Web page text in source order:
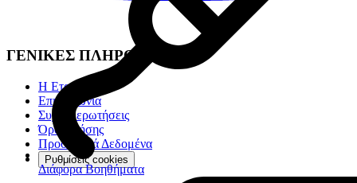
Διάφορα Βοηθήματα
ΓΕΝΙΚΕΣ ΠΛΗΡΟΦΟΡΙΕΣ
Η Εταιρία
Επικοινωνία
Συχνές ερωτήσεις
Όροι χρήσης
Προσωπικά Δεδομένα
Ρυθμίσεις cookies